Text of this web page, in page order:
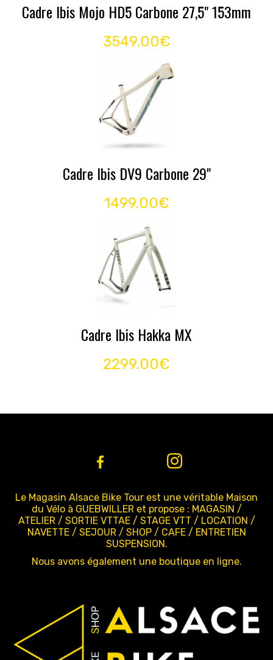
Cadre Ibis Mojo HD5 Carbone 27,5" 153mm
3549.00€
Cadre Ibis DV9 Carbone 29"
1499.00€
Cadre Ibis Hakka MX
2299.00€
Le Magasin Alsace Bike Tour est une véritable Maison
du Vélo à GUEBWILLER et propose : MAGASIN /
ATELIER / SORTIE VTTAE / STAGE VTT / LOCATION /
NAVETTE / SEJOUR / SHOP / CAFE / ENTRETIEN
SUSPENSION.
Nous avons également une boutique en ligne.